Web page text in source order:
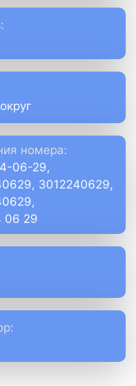
номера:
06-29,
3012240629,
06 29